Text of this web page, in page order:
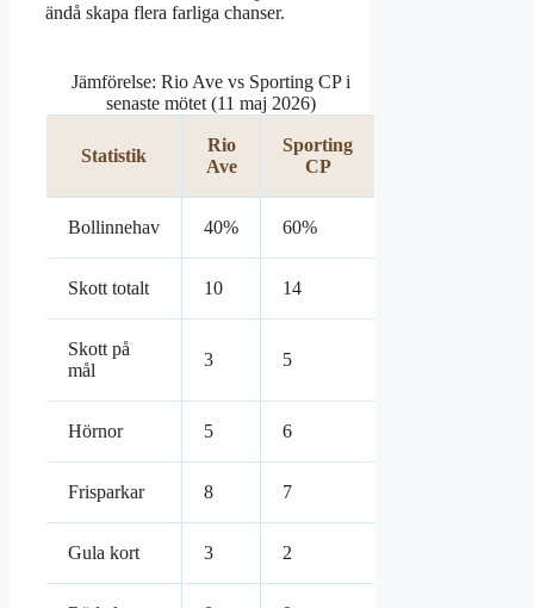
ändå skapa flera farliga chanser.
Jämförelse: Rio Ave vs Sporting CP i
senaste mötet (11 maj 2026)
Statistik
Rio
Ave
Sporting
CP
Bollinnehav 40% 60%
Skott totalt 10 14
Skott på
mål
3 5
Hörnor 5 6
Frisparkar 8 7
Gula kort 3 2